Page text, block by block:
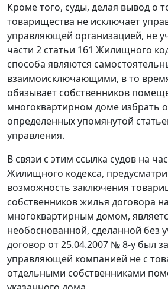
Кроме того, суды, делая вывод о
товарищества не исключает
управляющей организацией, не
части 2 статьи 161 Жилищного
способа являются
взаимоисключающими, в то
обязывает собственников
многоквартирном доме избрать
определенных упомянутой
управления.
В связи с этим ссылка судов на
Жилищного кодекса,
возможность заключения
собственников жилья договора
многоквартирным домом,
необоснованной, сделанной без
договор от 25.04.2007 № 8-у был
управляющей компанией не с
отдельными собственниками